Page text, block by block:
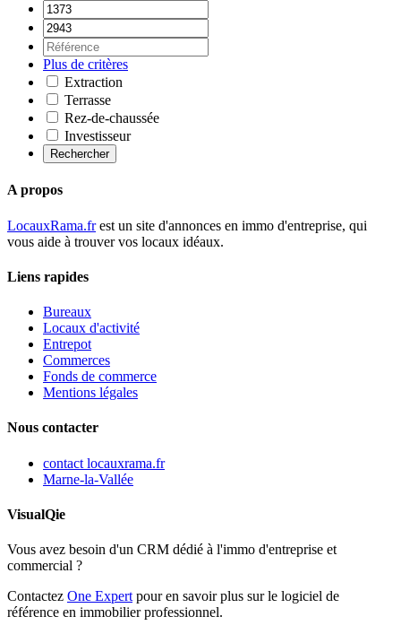
Plus de critères
Extraction
Terrasse
Rez-de-chaussée
Investisseur
Rechercher
A propos
LocauxRama.frest un site d'annonces en immo d'entreprise, qui
vous aide à trouver vos locaux idéaux.
Liens rapides
Bureaux
Locaux d'activité
Entrepot
Commerces
Fonds de commerce
Mentions légales
Nous contacter
contact locauxrama.fr
Marne-la-Vallée
VisualQie
Vous avez besoin d'un CRM dédié à l'immo d'entreprise et
commercial ?
Contactez One Expert pour en savoir plus sur le logiciel de
référence en immobilier professionnel.